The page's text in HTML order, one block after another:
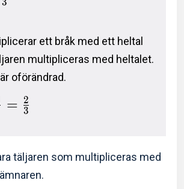
3
ett bråk med ett heltal
multipliceras med heltalet.
oförändrad.
= 3
2
täljaren som multipliceras med